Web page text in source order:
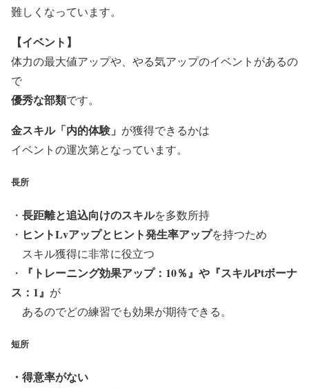
難しくなっています。
【イベント】
体力の最大値アップや、やる気アップのイベントがあるの
で
優秀な部類です。
金スキル「内的体験」 が獲得できるかは
イベントの運次第となっています。
長所
・ 長距離と追込向けのスキルを多数所持
・ ヒントLvアップとヒント発生率アップを持つため
スキル獲得に非常に役立つ
・
『トレーニング効果アップ：10％』や『スキルPtボーナ
ス：1』 が
あるのでどの練習でも効果が期待できる。
短所
・得意率がない